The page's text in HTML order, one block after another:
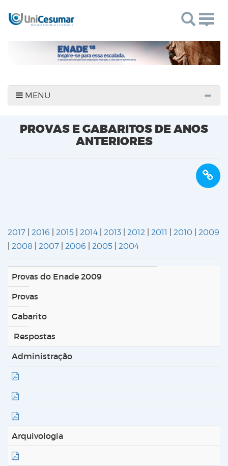
MENU
PROVAS E GABARITOS DE ANOS
ANTERIORES
2017 2016 2015 2014 2013 2012 2011 2010
2009
2008 2007 2006 2005 2004
Provas do Enade 2009
Provas
Gabarito
Respostas
Administração
Arquivologia